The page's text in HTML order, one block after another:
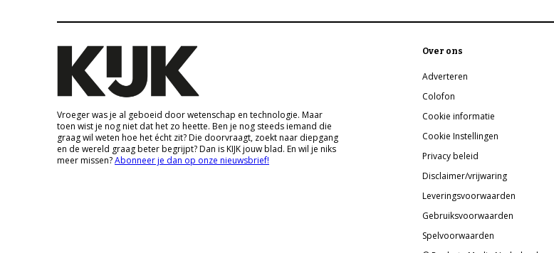
Vroeger was je al geboeid door wetenschap en technologie. Maar
toen wist je nog niet dat het zo heette. Ben je nog steeds iemand die
graag wil weten hoe het écht zit? Die doorvraagt, zoekt naar diepgang
en de wereld graag beter begrijpt? Dan is KIJK jouw blad. En wil je niks
meer missen?Abonneer je dan op onze nieuwsbrief!
Over ons
Adverteren
Colofon
Cookie informatie
Cookie Instellingen
Privacy beleid
Disclaimer/vrijwaring
Leveringsvoorwaarden
Gebruiksvoorwaarden
Spelvoorwaarden